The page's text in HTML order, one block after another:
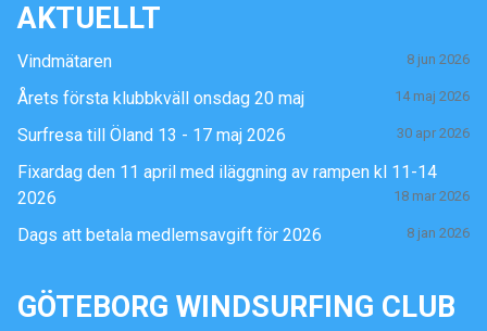
AKTUELLT
Vindmätaren 8 jun 2026
Årets första klubbkväll onsdag 20 maj 14 maj 2026
Surfresa till Öland 13 - 17 maj 2026 30 apr 2026
Fixardag den 11 april med iläggning av rampen kl 11-14
2026
18 mar 2026
Dags att betala medlemsavgift för 2026 8 jan 2026
GÖTEBORG WINDSURFING CLUB